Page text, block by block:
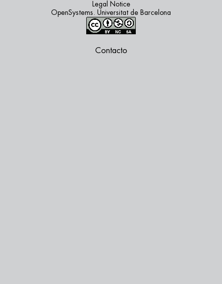
Legal Notice
OpenSystems. Universitat de Barcelona
Contacto